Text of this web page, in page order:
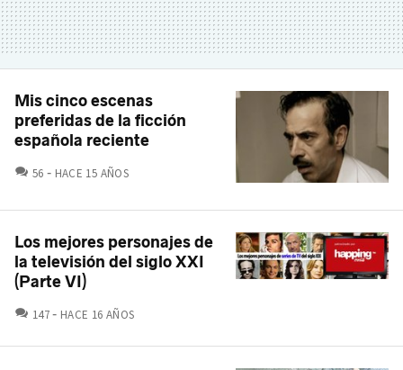
Mis cinco escenas
preferidas de la ficción
española reciente
56 COMENTARIOS
HACE 15 AÑOS
Los mejores personajes de
la televisión del siglo XXI
(Parte VI)
147COMENTARIOS
HACE 16 AÑOS